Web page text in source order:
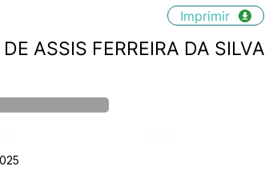
Imprimir
ASSIS FERREIRA DA SILVA